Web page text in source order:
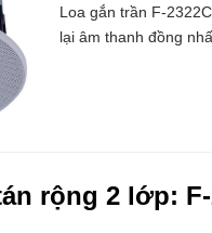
Loa gắn trần F-
lại âm thanh đồng
rộng 2 lớp: F-